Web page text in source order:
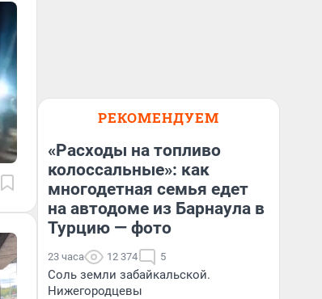
РЕКОМЕНДУЕМ
«Расходы на топливо
колоссальные»: как
многодетная семья едет
на автодоме из Барнаула в
Турцию — фото
23 часа 12 374 5
Соль земли забайкальской.
Нижегородцевы